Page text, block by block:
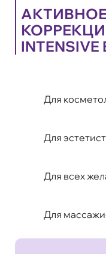
INTENSIVE
Для
Для
Для всех
Для